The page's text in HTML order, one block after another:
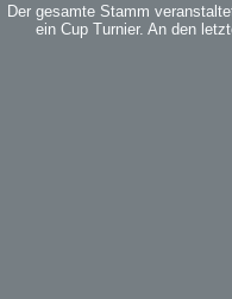
Der gesamte Stamm
ein Cup Turnier. An den